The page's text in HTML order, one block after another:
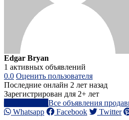
Edgar Bryan
1 активных объявлений
0.0 Оценить пользователя
Последние онлайн 2 лет назад
Зарегистрирован для 2+ лет
Все объявления
Whatsapp
Facebook Twitter